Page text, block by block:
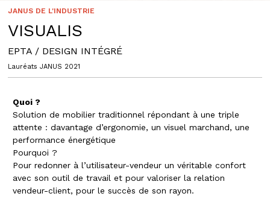
JANUS DE L'INDUSTRIE
VISUALIS
EPTA / DESIGN INTÉGRÉ
Lauréats JANUS 2021
Quoi ?
Solution de mobilier traditionnel répondant à une triple
attente : davantage d’ergonomie, un visuel marchand, une
performance énergétique
Pourquoi ?
Pour redonner à l’utilisateur-vendeur un véritable confort
avec son outil de travail et pour valoriser la relation
vendeur-client, pour le succès de son rayon.